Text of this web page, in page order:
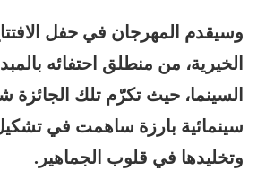
وسيقدم المهرجان في حفل
الخيرية، من منطلق احتفائه
السينما، حيث تكرّم تلك
سينمائية بارزة ساهمت في تشكيل
وتخليدها في قلوب الجماهير.